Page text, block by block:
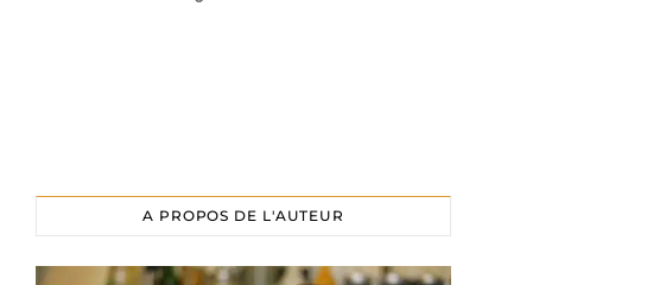
A PROPOS DE L'AUTEUR